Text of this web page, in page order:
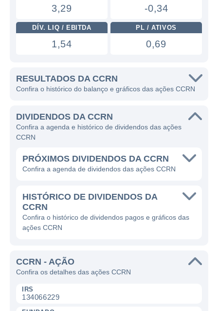
3,29 -0,34
DÍV. LIQ / EBITDA
1,54
PL / ATIVOS
0,69
RESULTADOS DA CCRN
Confira o histórico do balanço e gráficos das ações CCRN
DIVIDENDOS DA CCRN
Confira a agenda e histórico de dividendos das ações
CCRN
PRÓXIMOS DIVIDENDOS DA CCRN
Confira a agenda de dividendos das ações CCRN
HISTÓRICO DE DIVIDENDOS DA
CCRN
Confira o histórico de dividendos pagos e gráficos das
ações CCRN
CCRN - AÇÃO
Confira os detalhes das ações CCRN
IRS
134066229